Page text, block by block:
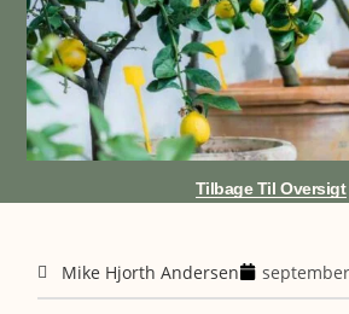
Tilbage Til Oversigt
Mike Hjorth Andersen